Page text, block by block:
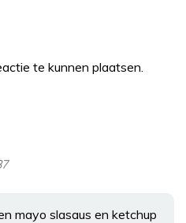
te kunnen plaatsen.
mayo slasaus en ketchup